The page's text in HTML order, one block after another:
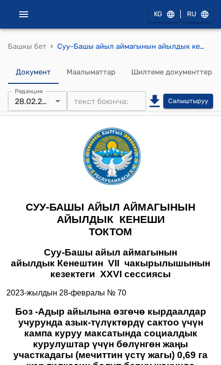
KG RU
Башкы бет › Суу-Башы айыл аймагынын айылдык кеңешинин 2023-жылдын 28-февралындагы № 70 "Боз -Адыр айылына өзгөчө кырдаалдар учурунда азык-түлүктөрдү сактоо үчүн кампа куруу максатында социалдык курулуштар үчүн бөлүнгөн жаңы участкадагы (мечиттин үстү жагы) 0,69 га жер тилкесин бөлүп берүү жөнүндө" токтому
Документ Маалыматтар Шилтеме документтер
Редакция
28.02.2024 Салыштыруу